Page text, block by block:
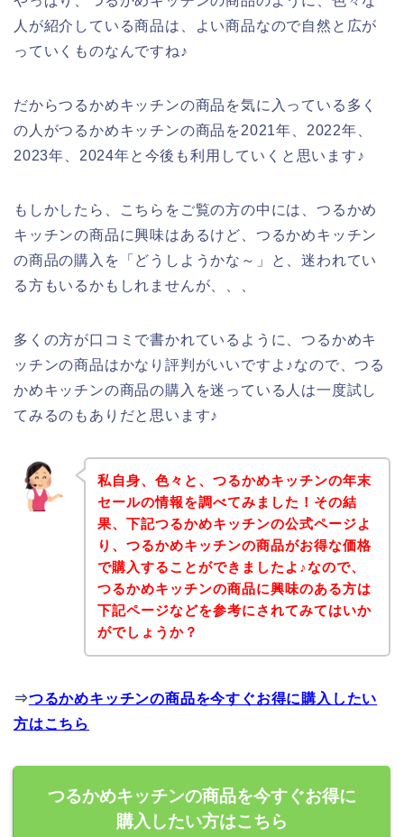
人が紹介している商品は、よい商品なので自然と広が
っていくものなんですね♪
だからつるかめキッチンの商品を気に入っている多く
の人がつるかめキッチンの商品を2021年、2022年、
2023年、2024年と今後も利用していくと思います♪
もしかしたら、こちらをご覧の方の中には、つるかめ
キッチンの商品に興味はあるけど、つるかめキッチン
の商品の購入を「どうしようかな～」と、迷われてい
る方もいるかもしれませんが、、、
多くの方が口コミで書かれているように、つるかめキ
ッチンの商品はかなり評判がいいですよ♪なので、つる
かめキッチンの商品の購入を迷っている人は一度試し
てみるのもありだと思います♪
私自身、色々と、つるかめキッチンの年末
セールの情報を調べてみました！その結
果、下記つるかめキッチンの公式ページよ
り、つるかめキッチンの商品がお得な価格
で購入することができましたよ♪なので、
つるかめキッチンの商品に興味のある方は
下記ページなどを参考にされてみてはいか
がでしょうか？
⇒つるかめキッチンの商品を今すぐお得に購入したい
方はこちら
つるかめキッチンの商品を今すぐお得に
購入したい方はこちら